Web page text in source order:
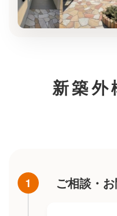
新築
1 ご相談・